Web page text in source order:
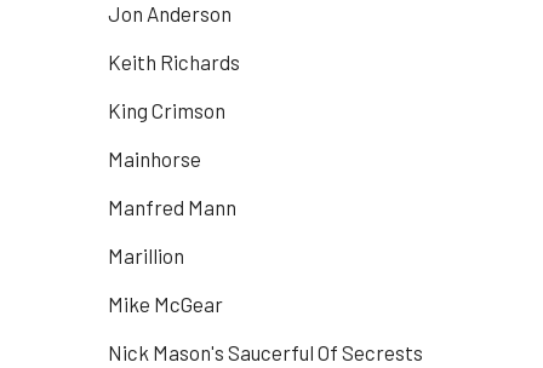
Jon Anderson
Keith Richards
King Crimson
Mainhorse
Manfred Mann
Marillion
Mike McGear
Nick Mason's Saucerful Of Secrests